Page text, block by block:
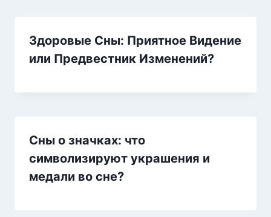
Здоровые Сны: Приятное Видение
или Предвестник Изменений?
Сны о значках: что
символизируют украшения и
медали во сне?